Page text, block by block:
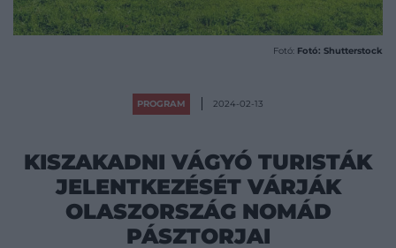
Fotó: Fotó: Shutterstock
PROGRAM 2024-02-13
KISZAKADNI VÁGYÓ TURISTÁK
JELENTKEZÉSÉT VÁRJÁK
OLASZORSZÁG NOMÁD
PÁSZTORJAI